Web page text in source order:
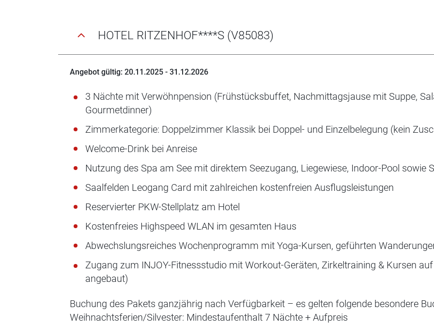
HOTEL RITZENHOF****S (V85083)
Angebot gültig: 20.11.2025 - 31.12.2026
3 Nächte mit Verwöhnpension (Frühstücksbuffet, Nachmittagsjause mit Suppe,
Gourmetdinner)
Zimmerkategorie: Doppelzimmer Klassik bei Doppel- und Einzelbelegung (kein
Welcome-Drink bei Anreise
Nutzung des Spa am See mit direktem Seezugang, Liegewiese, Indoor-Pool sowie
Saalfelden Leogang Card mit zahlreichen kostenfreien Ausflugsleistungen
Reservierter PKW-Stellplatz am Hotel
Kostenfreies Highspeed WLAN im gesamten Haus
Abwechslungsreiches Wochenprogramm mit Yoga-Kursen, geführten
Zugang zum INJOY-Fitnessstudio mit Workout-Geräten, Zirkeltraining & Kursen
angebaut)
Buchung des Pakets ganzjährig nach Verfügbarkeit – es gelten folgende besondere
Weihnachtsferien/Silvester: Mindestaufenthalt 7 Nächte + Aufpreis